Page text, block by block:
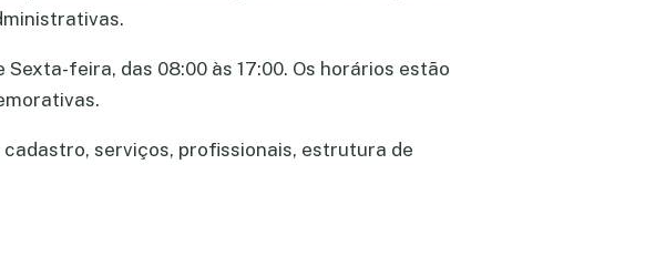
feira, das 08:00 às 17:00. Os horários estão
serviços, profissionais, estrutura de